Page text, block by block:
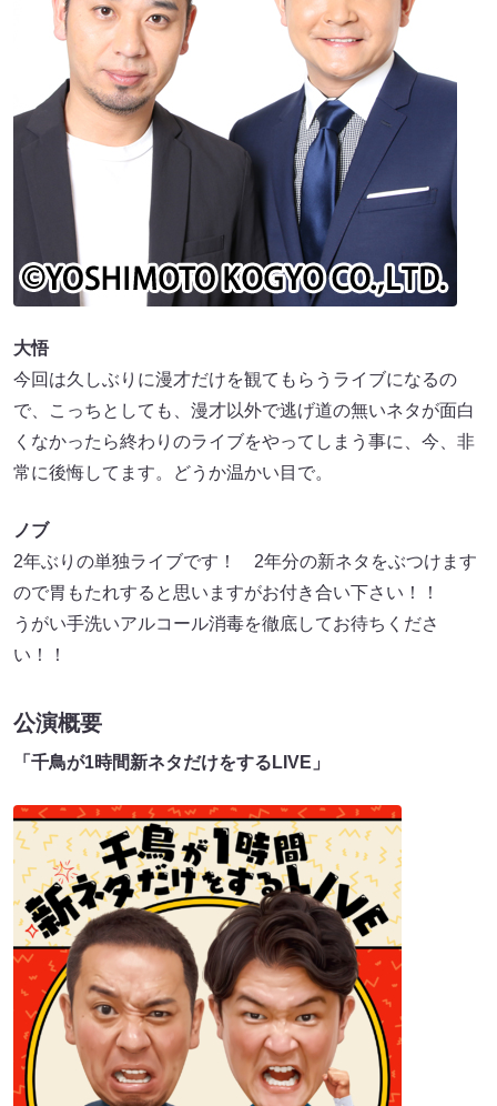
大悟
今回は久しぶりに漫才だけを観てもらうライブになるの
で、こっちとしても、漫才以外で逃げ道の無いネタが面白
くなかったら終わりのライブをやってしまう事に、今、非
常に後悔してます。どうか温かい目で。
ノブ
2年ぶりの単独ライブです！ 2年分の新ネタをぶつけます
ので胃もたれすると思いますがお付き合い下さい！！
うがい手洗いアルコール消毒を徹底してお待ちくださ
い！！
公演概要
「千鳥が1時間新ネタだけをするLIVE」